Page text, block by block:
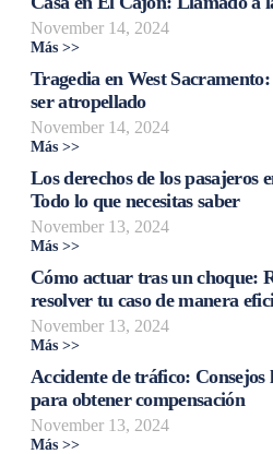
November 14, 2024
Más >>
Tragedia en West
ser atropellado
November 14, 2024
Más >>
Los derechos de los pasajeros
Todo lo que necesitas saber
November 13, 2024
Más >>
Cómo actuar tras un choque:
resolver tu caso de manera
November 13, 2024
Más >>
Accidente de tráfico: Consejos
para obtener compensación
November 13, 2024
Más >>